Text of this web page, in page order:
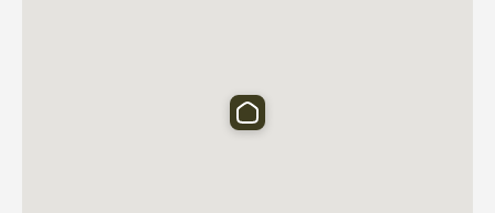
Yeongju, Yeongju-dong → 40 minutes